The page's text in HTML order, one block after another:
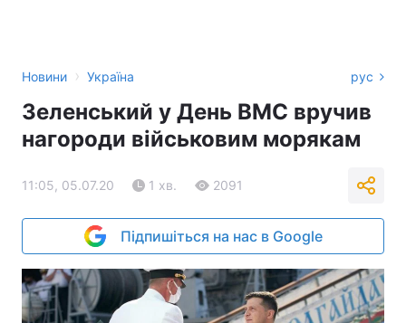
Новини › Україна рус
Зеленський у День ВМС вручив
нагороди військовим морякам
11:05, 05.07.20 1 хв. 2091
Підпишіться на нас в Google